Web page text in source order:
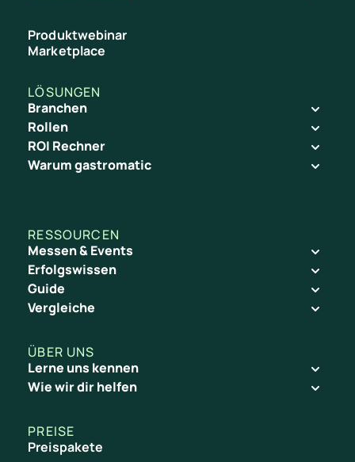
Produktwebinar
Marketplace
LÖSUNGEN
Branchen
Rollen
ROI Rechner
Warum gastromatic
RESSOURCEN
Messen & Events
Erfolgswissen
Guide
Vergleiche
ÜBER UNS
Lerne uns kennen
Wie wir dir helfen
PREISE
Preispakete